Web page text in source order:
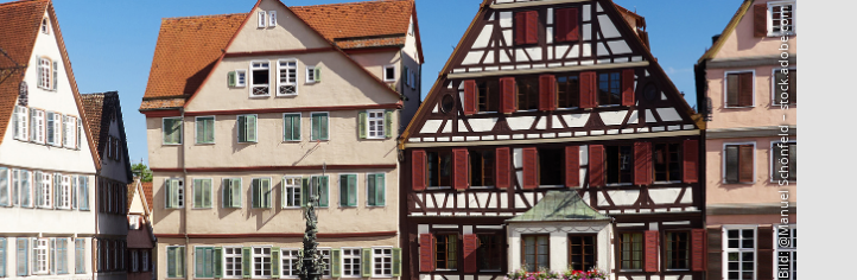
Bild: @Manuel Schönfeld – stock.adobe.com